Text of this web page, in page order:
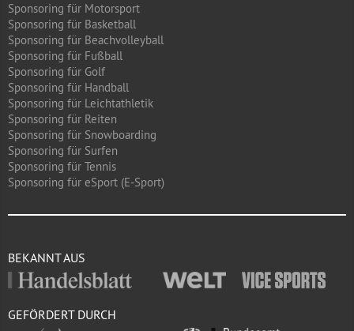
Sponsoring für Motorsport
Sponsoring für Basketball
Sponsoring für Beachvolleyball
Sponsoring für Fußball
Sponsoring für Golf
Sponsoring für Handball
Sponsoring für Leichtathletik
Sponsoring für Reiten
Sponsoring für Snowboarding
Sponsoring für Surfen
Sponsoring für Tennis
Sponsoring für eSport (E-Sport)
BEKANNT AUS
GEFÖRDERT DURCH